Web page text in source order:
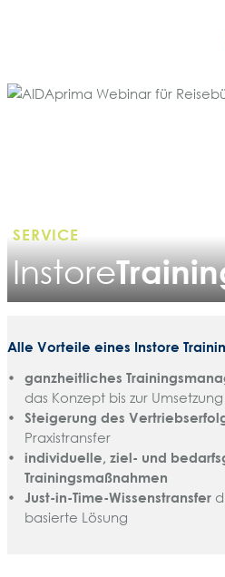
SERVICE
Instore
Alle Vorteile eines Instore
ganzheitliches
das Konzept bis zur Umsetzung
Steigerung des
Praxistransfer
individuelle, ziel- und
Trainingsmaßnahmen
Just-in-Time-Wissenstransfer
basierte Lösung